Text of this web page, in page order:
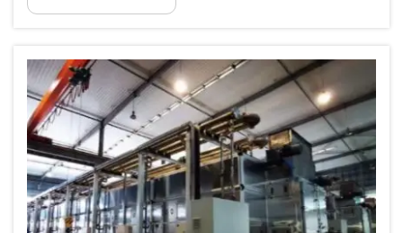
ve emeğinizi tasarruf ettirebilir. BOEEP, kaliteli çamur